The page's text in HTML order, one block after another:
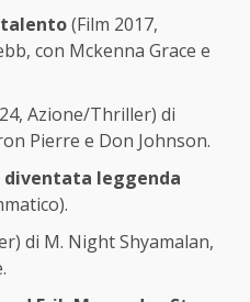
talento(Film 2017,
con Mckenna Grace e
Azione/Thriller) di
Pierre e Don Johnson.
diventata leggenda
di M. Night Shyamalan,